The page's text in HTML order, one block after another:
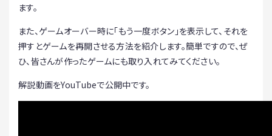
ます。
また、ゲームオーバー時に「もう一度ボタン」を表示して、それを
押すとゲームを再開させる方法を紹介します。簡単ですので、ぜ
ひ、皆さんが作ったゲームにも取り入れてみてください。
解説動画をYouTubeで公開中です。